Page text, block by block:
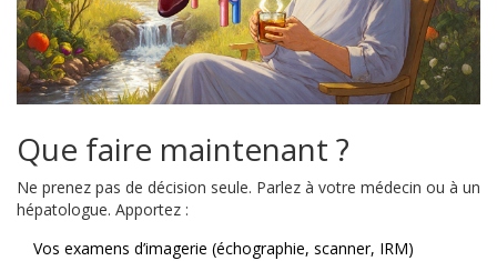
Que faire maintenant ?
Ne prenez pas de décision seule. Parlez à votre médecin ou à un
hépatologue. Apportez :
Vos examens d’imagerie (échographie, scanner, IRM)